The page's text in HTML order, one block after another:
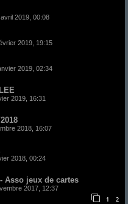
2019, 00:08
2019, 19:15
2019, 02:34
2019, 16:31
2018, 16:07
2018, 00:24
Asso jeux de cartes
2017, 12:37
1 2